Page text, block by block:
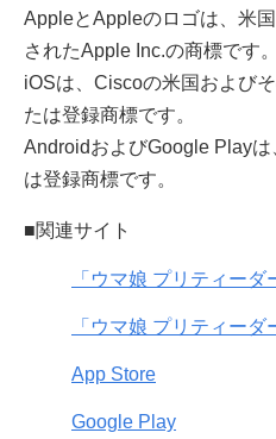
AppleとAppleのロゴは、米
されたApple Inc.の商標です。
iOSは、Ciscoの米国および
たは登録商標です。
AndroidおよびGoogle Play
は登録商標です。
■関連サイト
「ウマ娘 プリティーダ
「ウマ娘 プリティー
App Store
Google Play